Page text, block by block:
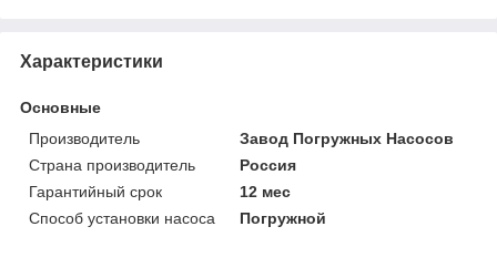
Характеристики
Основные
Производитель
Завод Погружных Насосов
Страна производитель
Россия
Гарантийный срок
12 мес
Способ установки насоса
Погружной